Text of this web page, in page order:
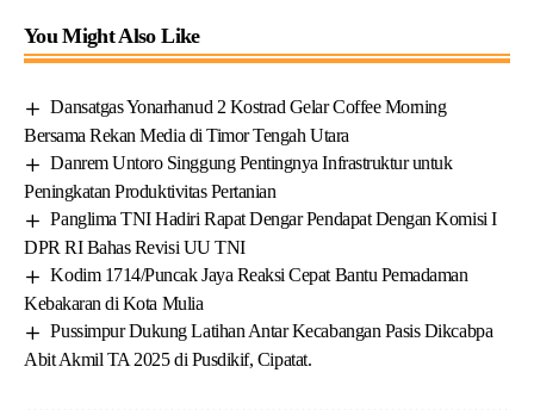
You Might Also Like
Dansatgas Yonarhanud 2 Kostrad Gelar Coffee Morning
Bersama Rekan Media di Timor Tengah Utara
Danrem Untoro Singgung Pentingnya Infrastruktur untuk
Peningkatan Produktivitas Pertanian
Panglima TNI Hadiri Rapat Dengar Pendapat Dengan Komisi I
DPR RI Bahas Revisi UU TNI
Kodim 1714/Puncak Jaya Reaksi Cepat Bantu Pemadaman
Kebakaran di Kota Mulia
Pussimpur Dukung Latihan Antar Kecabangan Pasis Dikcabpa
Abit Akmil TA 2025 di Pusdikif, Cipatat.